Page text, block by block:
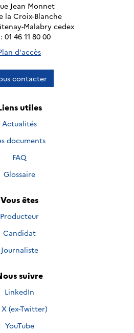
Jean Monnet
la Croix-Blanche
Malabry cedex
01 46 11 80 00
d'accès
contacter
utiles
Actualités
documents
FAQ
Glossaire
Vous êtes
Producteur
Candidat
Journaliste
suivre
Nous suivre sur
LinkedIn
Nous suivre sur
X (ex-Twitter)
Nous suivre sur
YouTube